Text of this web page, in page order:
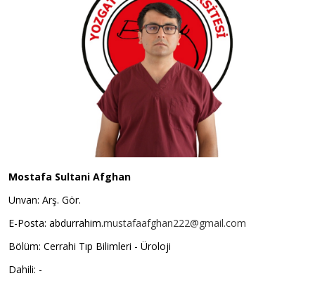
Mostafa Sultani Afghan
Unvan: Arş. Gör.
E-Posta: abdurrahim.mustafaafghan222@gmail.com
Bölüm: Cerrahi Tıp Bilimleri - Üroloji
Dahili: -